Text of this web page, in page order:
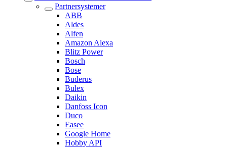
Partnersystemer
ABB
Aldes
Alfen
Amazon Alexa
Blitz Power
Bosch
Bose
Buderus
Bulex
Daikin
Danfoss Icon
Duco
Easee
Google Home
Hobby API